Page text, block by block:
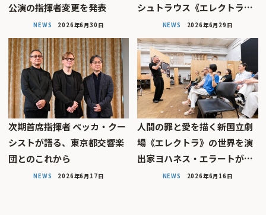
公演の指揮者変更を発表
NEWS 2026年6月30日
シュトラウス《エレクトラ…
NEWS 2026年6月29日
次期首席指揮者 ペッカ・クー
シストが語る、東京都交響楽
団とのこれから
NEWS 2026年6月17日
人間の罪と愛を描く――新国立劇
場《エレクトラ》の世界を演
出家ヨハネス・エラートが…
NEWS 2026年6月16日